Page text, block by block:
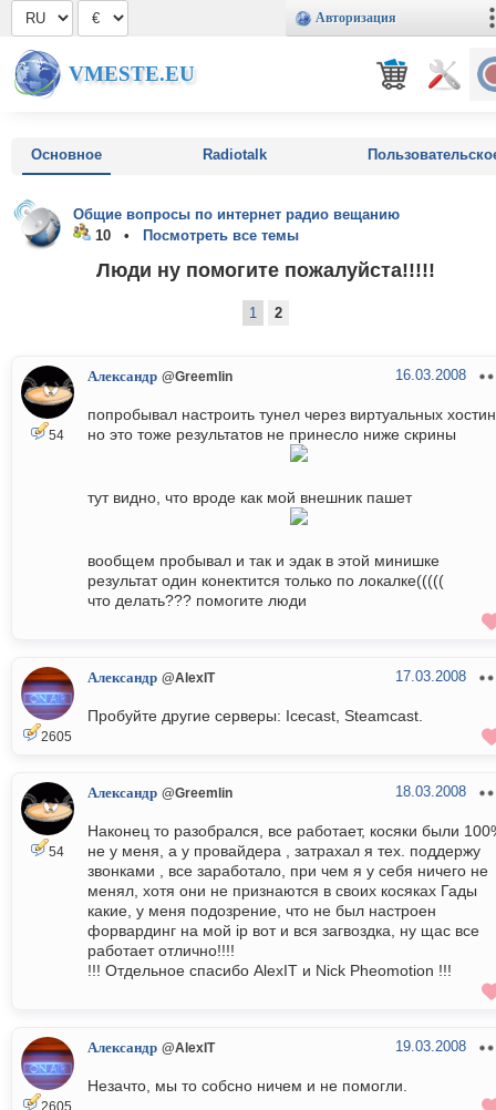
Авторизация
VMESTE.EU
Основное Radiotalk
Общие вопросы по интернет радио вещанию
10 •
Посмотреть все темы
Люди ну помогите пожалуйста!!!!!
1 2
54
Александр @Greemlin 16.03.2008
попробывал настроить тунел через виртуальных
но это тоже результатов не принесло ниже скрины
тут видно, что вроде как мой внешник пашет
вообщем пробывал и так и эдак в этой минишке
результат один конектится только по локалке(((((
что делать??? помогите люди
2605
Александр @AlexIT 17.03.2008
Пробуйте другие серверы: Icecast, Steamcast.
54
Александр @Greemlin 18.03.2008
Наконец то разобрался, все работает, косяки были
не у меня, а у провайдера , затрахал я тех. поддержу
звонками , все заработало, при чем я у себя ничего не
менял, хотя они не признаются в своих косяках Гады
какие, у меня подозрение, что не был настроен
форвардинг на мой ip вот и вся загвоздка, ну щас все
работает отлично!!!!
!!! Отдельное спасибо AlexIT и Nick Pheomotion !!!
2605
Александр @AlexIT 19.03.2008
Незачто, мы то собсно ничем и не помогли.